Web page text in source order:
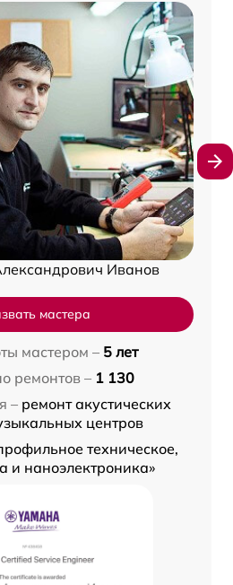
Иванов
мастера
мастером – 5 лет
ремонтов – 1 130
– ремонт акустических
центров
техническое,
и наноэлектроника»